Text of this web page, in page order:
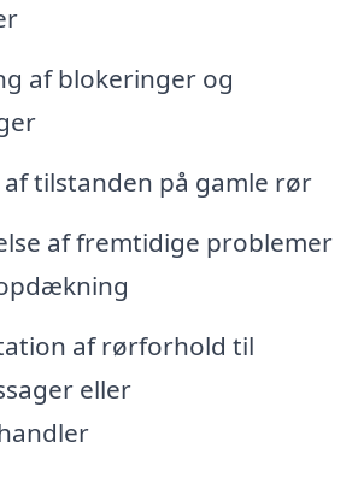
af blokeringer og
tilstanden på gamle rør
af fremtidige problemer
af rørforhold til
eller